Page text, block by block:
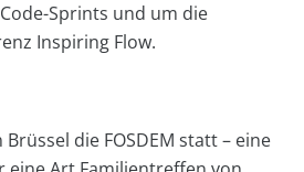
Sprints und um die
Inspiring Flow.
die FOSDEM statt – eine